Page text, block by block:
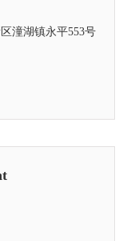
潼湖镇永平553号